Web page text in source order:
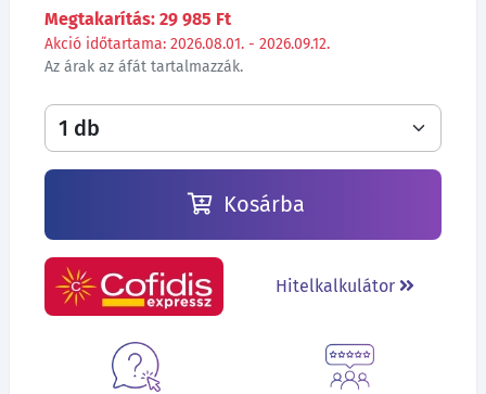
Megtakarítás: 29 985 Ft
Akció időtartama: 2026.08.01. - 2026.09.12.
Az árak az áfát tartalmazzák.
Kosárba
Hitelkalkulátor